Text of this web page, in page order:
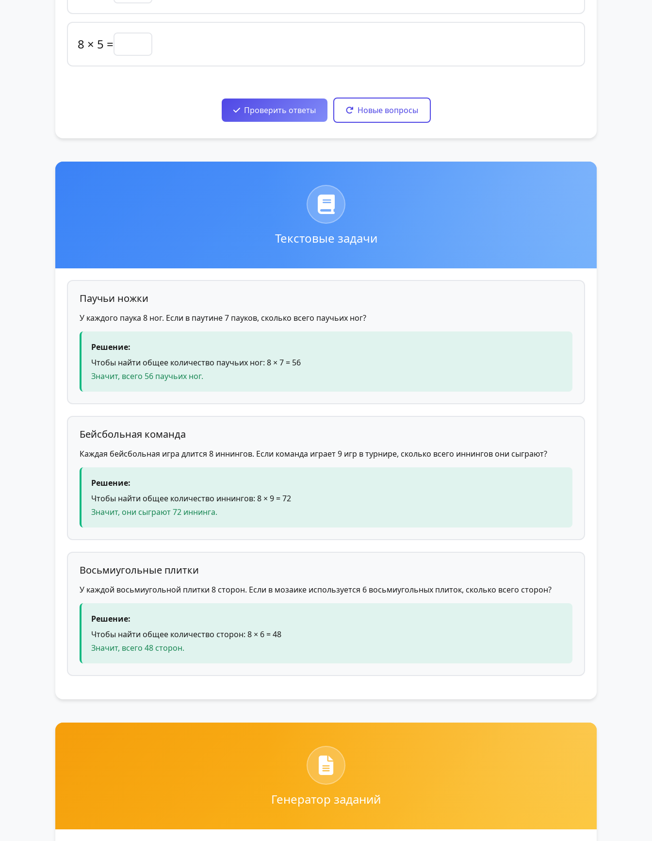
8 × 5 =
Проверить ответы Новые вопросы
Текстовые задачи
Паучьи ножки
У каждого паука 8 ног. Если в паутине 7 пауков, сколько всего паучьих ног?
Решение:
Чтобы найти общее количество паучьих ног: 8 × 7 = 56
Значит, всего 56 паучьих ног.
Бейсбольная команда
Каждая бейсбольная игра длится 8 иннингов. Если команда играет 9 игр в турнире, сколько всего иннингов они сыграют?
Решение:
Чтобы найти общее количество иннингов: 8 × 9 = 72
Значит, они сыграют 72 иннинга.
Восьмиугольные плитки
У каждой восьмиугольной плитки 8 сторон. Если в мозаике используется 6 восьмиугольных плиток, сколько всего сторон?
Решение:
Чтобы найти общее количество сторон: 8 × 6 = 48
Значит, всего 48 сторон.
Генератор заданий